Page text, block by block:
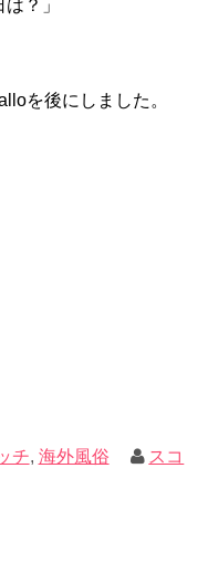
？」
を後にしました。
チ, 海外風俗
スコ